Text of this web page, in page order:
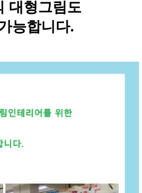
대형그림도
능합니다.